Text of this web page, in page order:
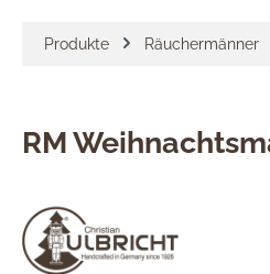
Produkte Räuchermänner
RM